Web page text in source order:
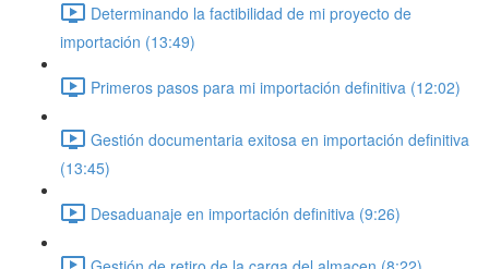
Determinando la factibilidad de mi proyecto de
importación (13:49)
Primeros pasos para mi importación definitiva (12:02)
Gestión documentaria exitosa en importación definitiva
(13:45)
Desaduanaje en importación definitiva (9:26)